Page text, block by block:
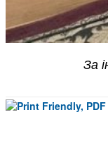
За